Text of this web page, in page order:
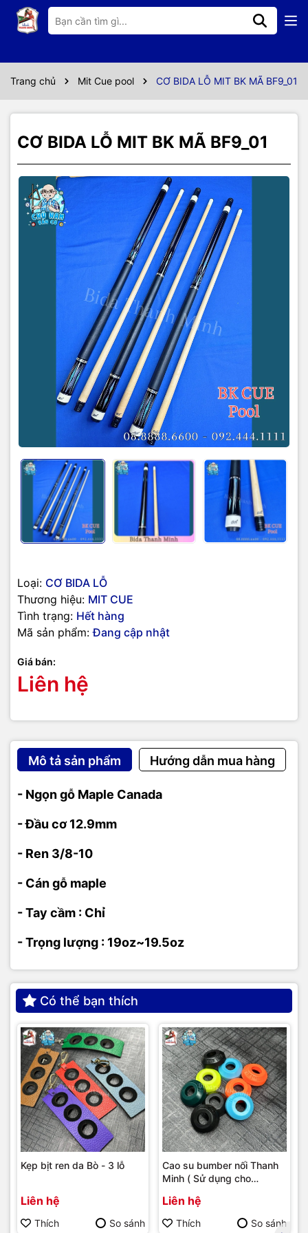
Trang chủ Mit Cue pool CƠ BIDA LỖ MIT BK MÃ BF9_01
CƠ BIDA LỖ MIT BK MÃ BF9_01
Loại: CƠ BIDA LỖ
Thương hiệu: MIT CUE
Tình trạng: Hết hàng
Mã sản phẩm: Đang cập nhật
Giá bán:
Liên hệ
Mô tả sản phẩm Hướng dẫn mua hàng
- Ngọn gỗ Maple Canada
- Đầu cơ 12.9mm
- Ren 3/8-10
- Cán gỗ maple
- Tay cầm : Chỉ
- Trọng lượng : 19oz~19.5oz
Có thể bạn thích
Kẹp bịt ren da Bò - 3 lỗ
Liên hệ
Thích So sánh
Cao su bumber nối Thanh
Minh ( Sử dụng cho
Liên hệ
Thích So sánh
Thông số kỹ thuật
- Đầu cơ 12.9mm
- Ren 3/8-10
- Cán gỗ maple
- Trọng lượng : 19oz~19.5oz